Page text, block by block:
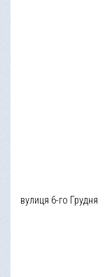
вулиця 6-го Грудня